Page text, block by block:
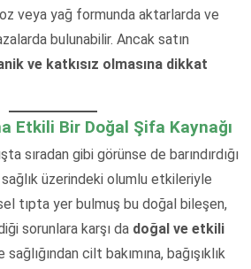
veya yağ formunda aktarlarda ve
bulunabilir. Ancak satın
ve katkısız olmasına dikkat
Etkili Bir Doğal Şifa Kaynağı
sıradan gibi görünse de barındırdığı
üzerindeki olumlu etkileriyle
tıpta yer bulmuş bu doğal bileşen,
sorunlara karşı da doğal ve etkili
sağlığından cilt bakımına, bağışıklık